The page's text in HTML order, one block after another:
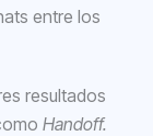
entre los
resultados
Handoff.